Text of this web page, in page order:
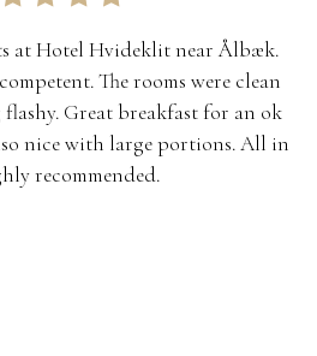
at Hotel Hvideklit near Ålbæk.
The rooms were clean
Great breakfast for an ok
nice with large portions. All in
recommended.